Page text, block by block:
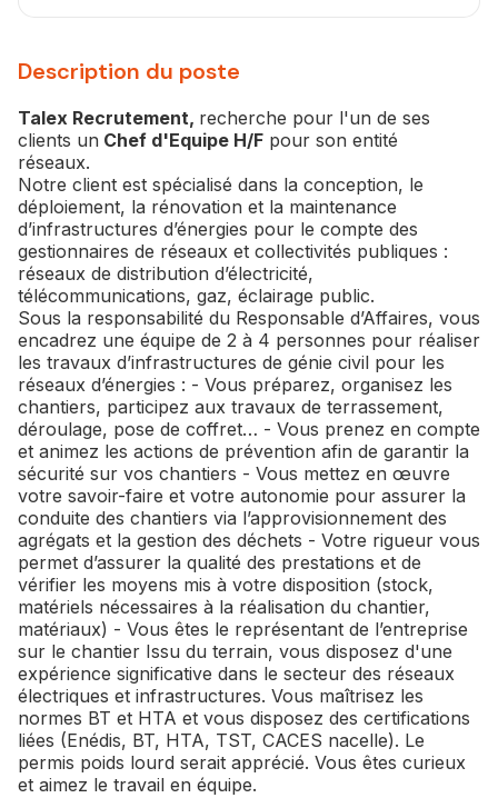
Description du poste
Talex Recrutement, recherche pour l'un de ses
clients un Chef d'Equipe H/F pour son entité
réseaux.
Notre client est spécialisé dans la conception, le
déploiement, la rénovation et la maintenance
d’infrastructures d’énergies pour le compte des
gestionnaires de réseaux et collectivités publiques :
réseaux de distribution d’électricité,
télécommunications, gaz, éclairage public.
Sous la responsabilité du Responsable d’Affaires, vous
encadrez une équipe de 2 à 4 personnes pour réaliser
les travaux d’infrastructures de génie civil pour les
réseaux d’énergies : - Vous préparez, organisez les
chantiers, participez aux travaux de terrassement,
déroulage, pose de coffret… - Vous prenez en compte
et animez les actions de prévention afin de garantir la
sécurité sur vos chantiers - Vous mettez en œuvre
votre savoir-faire et votre autonomie pour assurer la
conduite des chantiers via l’approvisionnement des
agrégats et la gestion des déchets - Votre rigueur vous
permet d’assurer la qualité des prestations et de
vérifier les moyens mis à votre disposition (stock,
matériels nécessaires à la réalisation du chantier,
matériaux) - Vous êtes le représentant de l’entreprise
sur le chantier Issu du terrain, vous disposez d'une
expérience significative dans le secteur des réseaux
électriques et infrastructures. Vous maîtrisez les
normes BT et HTA et vous disposez des certifications
liées (Enédis, BT, HTA, TST, CACES nacelle). Le
permis poids lourd serait apprécié. Vous êtes curieux
et aimez le travail en équipe.